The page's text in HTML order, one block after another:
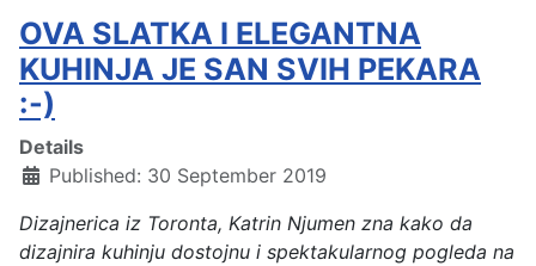
OVA SLATKA I ELEGANTNA
KUHINJA JE SAN SVIH PEKARA
:-)
Details
Published: 30 September 2019
Dizajnerica iz Toronta, Katrin Njumen zna kako da
dizajnira kuhinju dostojnu i spektakularnog pogleda na